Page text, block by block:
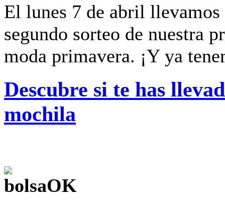
El lunes 7 de abril llevamos
segundo sorteo de nuestra
moda primavera. ¡Y ya
Descubre si te has
mochila